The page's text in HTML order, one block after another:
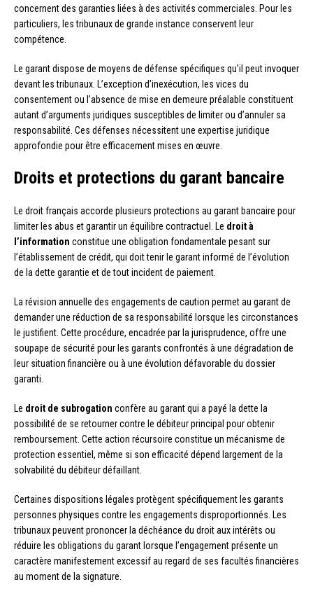
concernent des garanties liées à des activités commerciales. Pour les
particuliers, les tribunaux de grande instance conservent leur
compétence.
Le garant dispose de moyens de défense spécifiques qu’il peut invoquer
devant les tribunaux. L’exception d’inexécution, les vices du
consentement ou l’absence de mise en demeure préalable constituent
autant d’arguments juridiques susceptibles de limiter ou d’annuler sa
responsabilité. Ces défenses nécessitent une expertise juridique
approfondie pour être efficacement mises en œuvre.
Droits et protections du garant bancaire
Le droit français accorde plusieurs protections au garant bancaire pour
limiter les abus et garantir un équilibre contractuel. Le droit à
l’information constitue une obligation fondamentale pesant sur
l’établissement de crédit, qui doit tenir le garant informé de l’évolution
de la dette garantie et de tout incident de paiement.
La révision annuelle des engagements de caution permet au garant de
demander une réduction de sa responsabilité lorsque les circonstances
le justifient. Cette procédure, encadrée par la jurisprudence, offre une
soupape de sécurité pour les garants confrontés à une dégradation de
leur situation financière ou à une évolution défavorable du dossier
garanti.
Le droit de subrogation confère au garant qui a payé la dette la
possibilité de se retourner contre le débiteur principal pour obtenir
remboursement. Cette action récursoire constitue un mécanisme de
protection essentiel, même si son efficacité dépend largement de la
solvabilité du débiteur défaillant.
Certaines dispositions légales protègent spécifiquement les garants
personnes physiques contre les engagements disproportionnés. Les
tribunaux peuvent prononcer la déchéance du droit aux intérêts ou
réduire les obligations du garant lorsque l’engagement présente un
caractère manifestement excessif au regard de ses facultés financières
au moment de la signature.